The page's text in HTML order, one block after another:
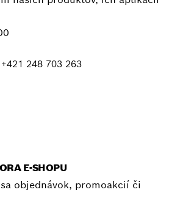
+421 248 703 263
E-SHOPU
objednávok, promoakcií či